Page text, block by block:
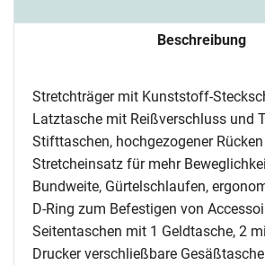
Beschreibung
Stretchträger mit Kunststoff-
Latztasche mit Reißverschluss und
Stifttaschen, hochgezogener
Stretcheinsatz für mehr
Bundweite, Gürtelschlaufen,
D-Ring zum Befestigen von
Seitentaschen mit 1 Geldtasche, 2
Drucker verschließbare